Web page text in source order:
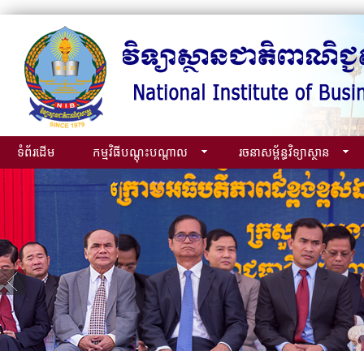
ទំព័រដើម កម្មវិធីបណ្ដុះបណ្ដាល រចនាសម្ព័ន្ធវិទ្យាស្ថាន